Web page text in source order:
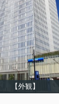
【外観】